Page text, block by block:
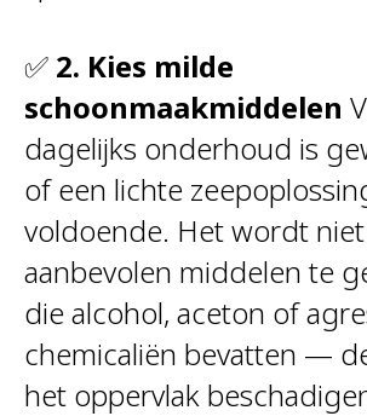
✅ 2. Kies milde
schoonmaakmiddelen
dagelijks onderhoud is
of een lichte
voldoende. Het wordt niet
aanbevolen middelen te
die alcohol, aceton of
chemicaliën bevatten —
het oppervlak